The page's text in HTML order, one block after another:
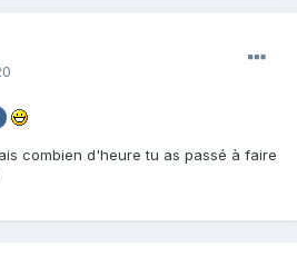
combien d'heure tu as passé à faire